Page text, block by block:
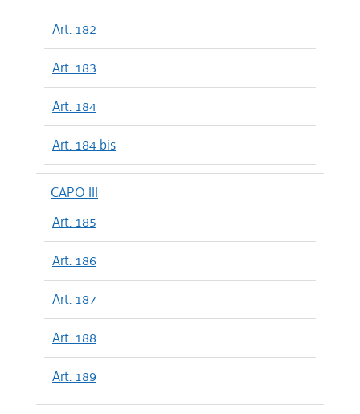
Art. 182
Art. 183
Art. 184
Art. 184 bis
CAPO III
Art. 185
Art. 186
Art. 187
Art. 188
Art. 189